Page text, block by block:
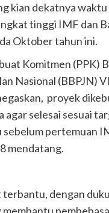
kian dekatnya waktu
tinggi IMF dan
Oktober tahun ini.
Komitmen (PPK)
Nasional (BBPJN)
proyek
agar selesai sesuai
sebelum pertemuan
mendatang.
terbantu, dengan